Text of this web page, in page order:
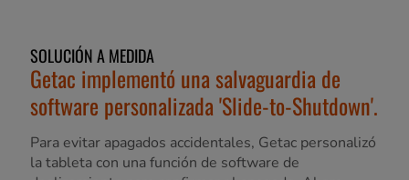
SOLUCIÓN A MEDIDA
Getac implementó una salvaguardia de
software personalizada 'Slide-to-Shutdown'.
Para evitar apagados accidentales, Getac personalizó
la tableta con una función de software de